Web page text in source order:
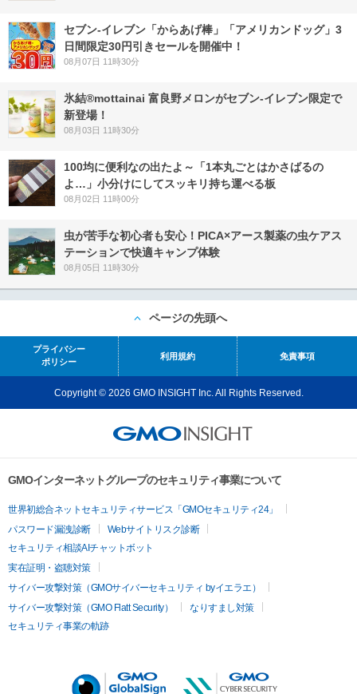
セブン‐イレブン「からあげ棒」「アメリカンドッグ」3
日間限定30円引きセールを開催中！
08月07日 11時30分
氷結®mottainai 富良野メロンがセブン‐イレブン限定で
新登場！
08月03日 11時30分
100均に便利なの出たよ～「1本丸ごとはかさばるの
よ…」小分けにしてスッキリ持ち運べる板
08月02日 11時00分
虫が苦手な初心者も安心！PICA×アース製薬の虫ケアス
テーションで快適キャンプ体験
08月05日 11時30分
ページの先頭へ
プライバシー
ポリシー
利用規約 免責事項
Copyright © 2026 GMO INSIGHT Inc. All Rights Reserved.
GMOインターネットグループのセキュリティ事業について
世界初総合ネットセキュリティサービス「GMOセキュリティ24」
パスワード漏洩診断
Webサイトリスク診断
セキュリティ相談AIチャットボット
実在証明・盗聴対策
サイバー攻撃対策（GMOサイバーセキュリティ byイエラエ）
サイバー攻撃対策（GMO Flatt Security）
なりすまし対策
セキュリティ事業の軌跡